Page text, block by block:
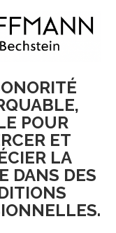
,
POUR
ET
LA
DANS DES
.